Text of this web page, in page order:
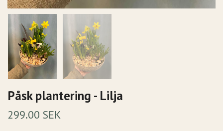
Påsk plantering - Lilja
299.00 SEK